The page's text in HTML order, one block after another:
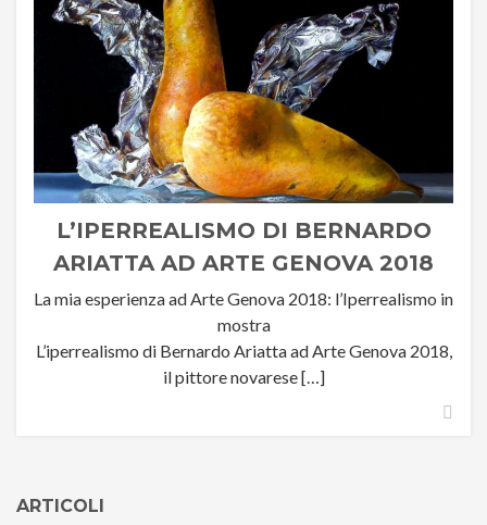
L’IPERREALISMO DI BERNARDO
ARIATTA AD ARTE GENOVA 2018
La mia esperienza ad Arte Genova 2018: l’Iperrealismo in
mostra
L’iperrealismo di Bernardo Ariatta ad Arte Genova 2018,
il pittore novarese […]
ARTICOLI